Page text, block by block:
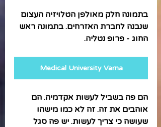
בתמונה חלק מאולפן הטלויזיה העצום
שנבנה לחברת האזרחים. בתמונה ראש
החוג - פרופ נטליה.
Medical University Varna
הם פה בשביל לעשות אקדמיה. הם
אוהבים את זה. זה לא כמו מישהו
שעושה כי צריך לעשות. יש פה סגל